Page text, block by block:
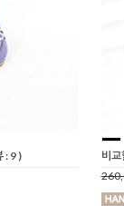
: 9 )
비교